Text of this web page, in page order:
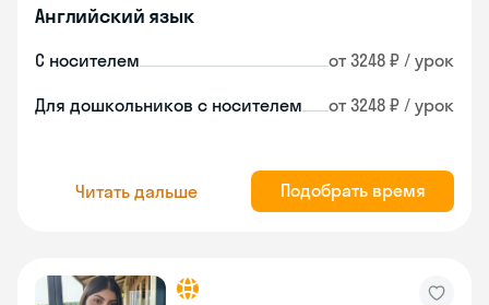
Английский язык
С носителем от 3248 ₽ / урок
Для дошкольников с носителем от 3248 ₽ / урок
Читать дальше Подобрать время